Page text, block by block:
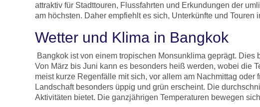
attraktiv für Stadttouren, Flussfahrten und Erkundungen der
am höchsten. Daher empfiehlt es sich, Unterkünfte und
Wetter und Klima in Bangkok
Bangkok ist von einem tropischen Monsunklima geprägt.
Von März bis Juni kann es besonders heiß werden, wobei die
meist kurze Regenfälle mit sich, vor allem am Nachmittag
Landschaft besonders üppig und grün erscheint. Die
Aktivitäten bietet. Die ganzjährigen Temperaturen bewegen